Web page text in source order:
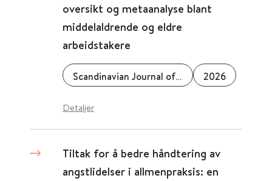
oversikt og metaanalyse blant
middelaldrende og eldre
arbeidstakere
Scandinavian Journal of Public Health 2026
Detaljer
Tiltak for å bedre håndtering av
angstlidelser i allmenpraksis: en